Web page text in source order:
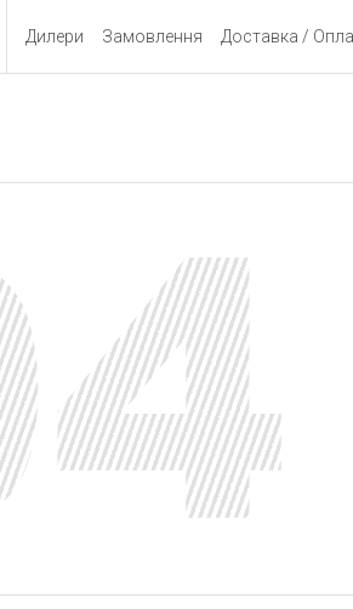
Дилери Замовлення Доставка /